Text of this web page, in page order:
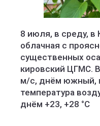
8 июля, в среду,
облачная с
существенных
кировский ЦГМС.
м/с, днём южный,
температура
днём +23, +28 °C